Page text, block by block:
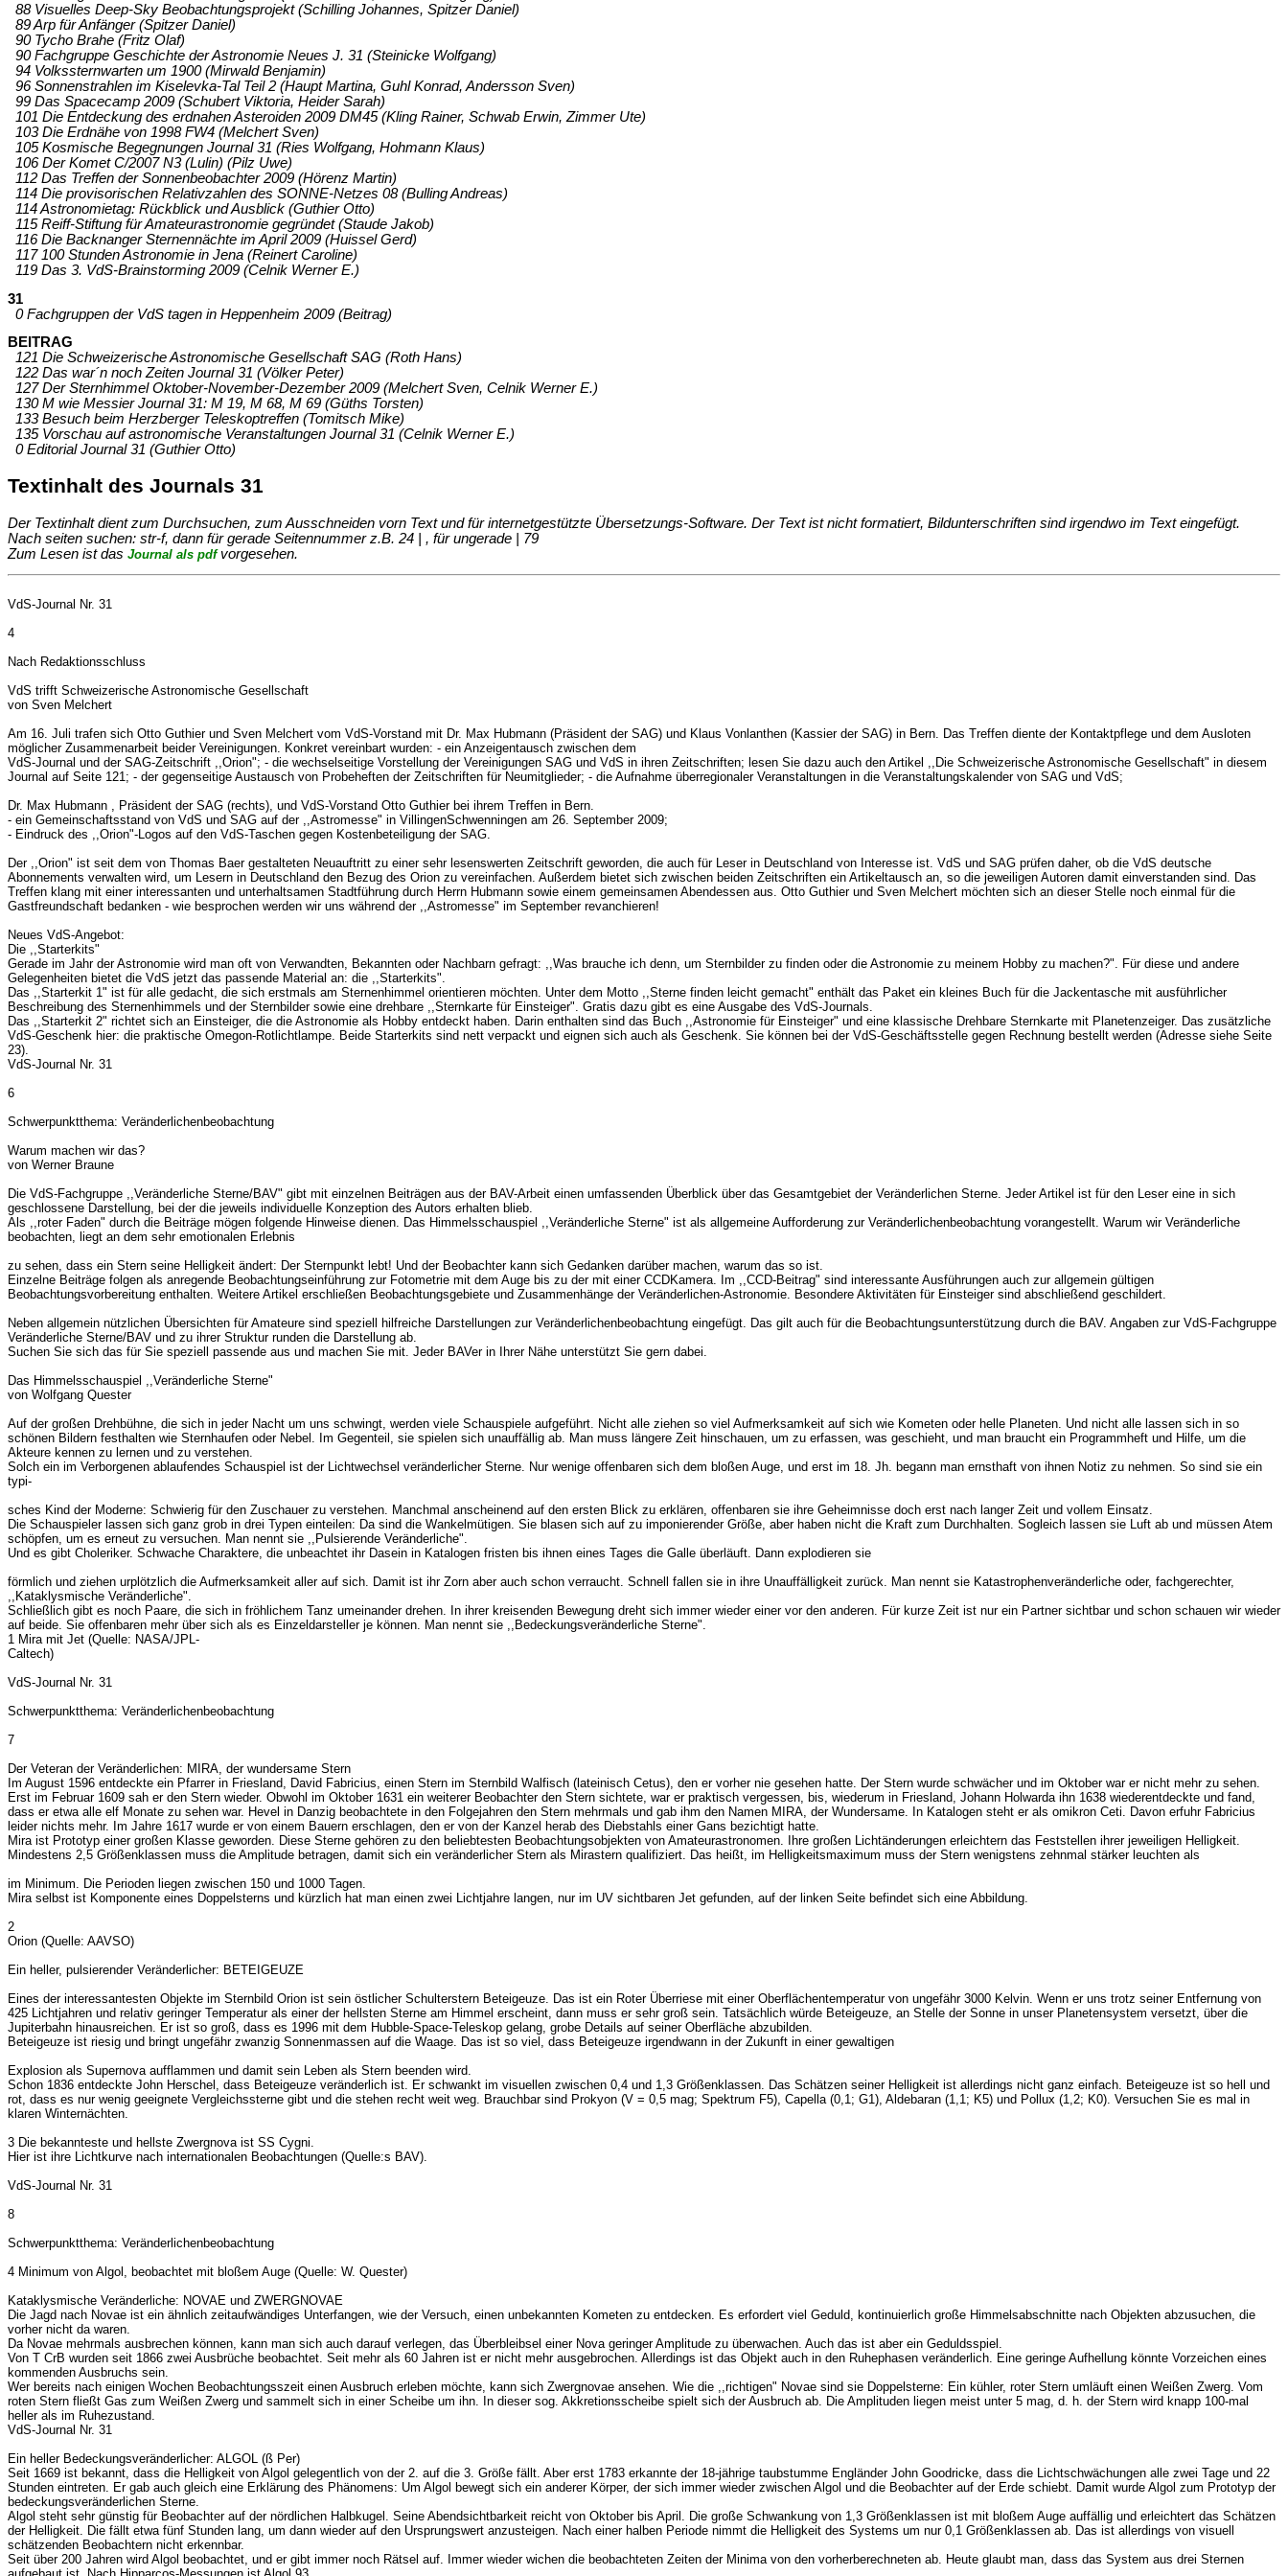
88 Visuelles Deep-Sky Beobachtungsprojekt (Schilling Johannes, Spitzer Daniel)
89 Arp für Anfänger (Spitzer Daniel)
90 Tycho Brahe (Fritz Olaf)
90 Fachgruppe Geschichte der Astronomie Neues J. 31 (Steinicke Wolfgang)
94 Volkssternwarten um 1900 (Mirwald Benjamin)
96 Sonnenstrahlen im Kiselevka-Tal Teil 2 (Haupt Martina, Guhl Konrad, Andersson Sven)
99 Das Spacecamp 2009 (Schubert Viktoria, Heider Sarah)
101 Die Entdeckung des erdnahen Asteroiden 2009 DM45 (Kling Rainer, Schwab Erwin, Zimmer Ute)
103 Die Erdnähe von 1998 FW4 (Melchert Sven)
105 Kosmische Begegnungen Journal 31 (Ries Wolfgang, Hohmann Klaus)
106 Der Komet C/2007 N3 (Lulin) (Pilz Uwe)
112 Das Treffen der Sonnenbeobachter 2009 (Hörenz Martin)
114 Die provisorischen Relativzahlen des SONNE-Netzes 08 (Bulling Andreas)
114 Astronomietag: Rückblick und Ausblick (Guthier Otto)
115 Reiff-Stiftung für Amateurastronomie gegründet (Staude Jakob)
116 Die Backnanger Sternennächte im April 2009 (Huissel Gerd)
117 100 Stunden Astronomie in Jena (Reinert Caroline)
119 Das 3. VdS-Brainstorming 2009 (Celnik Werner E.)
31
0 Fachgruppen der VdS tagen in Heppenheim 2009 (Beitrag)
BEITRAG
121 Die Schweizerische Astronomische Gesellschaft SAG (Roth Hans)
122 Das war´n noch Zeiten Journal 31 (Völker Peter)
127 Der Sternhimmel Oktober-November-Dezember 2009 (Melchert Sven, Celnik Werner E.)
130 M wie Messier Journal 31: M 19, M 68, M 69 (Güths Torsten)
133 Besuch beim Herzberger Teleskoptreffen (Tomitsch Mike)
135 Vorschau auf astronomische Veranstaltungen Journal 31 (Celnik Werner E.)
0 Editorial Journal 31 (Guthier Otto)
Textinhalt des Journals 31
Der Textinhalt dient zum Durchsuchen, zum Ausschneiden vorn Text und für internetgestützte Übersetzungs-Software. Der Text ist nicht formatiert, Bildunterschriften sind irgendwo im Text eingefügt.
Nach seiten suchen: str-f, dann für gerade Seitennummer z.B. 24 | , für ungerade | 79
Zum Lesen ist das Journal als pdfvorgesehen.
VdS-Journal Nr. 31
4
Nach Redaktionsschluss
VdS trifft Schweizerische Astronomische Gesellschaft
von Sven Melchert
Am 16. Juli trafen sich Otto Guthier und Sven Melchert vom VdS-Vorstand mit Dr. Max Hubmann (Präsident der SAG) und Klaus Vonlanthen (Kassier der SAG) in Bern. Das Treffen diente der Kontaktpflege und dem Ausloten
möglicher Zusammenarbeit beider Vereinigungen. Konkret vereinbart wurden: - ein Anzeigentausch zwischen dem
VdS-Journal und der SAG-Zeitschrift ,,Orion"; - die wechselseitige Vorstellung der Vereinigungen SAG und VdS in ihren Zeitschriften; lesen Sie dazu auch den Artikel ,,Die Schweizerische Astronomische Gesellschaft" in diesem
Journal auf Seite 121; - der gegenseitige Austausch von Probeheften der Zeitschriften für Neumitglieder; - die Aufnahme überregionaler Veranstaltungen in die Veranstaltungskalender von SAG und VdS;
Dr. Max Hubmann , Präsident der SAG (rechts), und VdS-Vorstand Otto Guthier bei ihrem Treffen in Bern.
- ein Gemeinschaftsstand von VdS und SAG auf der ,,Astromesse" in VillingenSchwenningen am 26. September 2009;
- Eindruck des ,,Orion"-Logos auf den VdS-Taschen gegen Kostenbeteiligung der SAG.
Der ,,Orion" ist seit dem von Thomas Baer gestalteten Neuauftritt zu einer sehr lesenswerten Zeitschrift geworden, die auch für Leser in Deutschland von Interesse ist. VdS und SAG prüfen daher, ob die VdS deutsche
Abonnements verwalten wird, um Lesern in Deutschland den Bezug des Orion zu vereinfachen. Außerdem bietet sich zwischen beiden Zeitschriften ein Artikeltausch an, so die jeweiligen Autoren damit einverstanden sind. Das
Treffen klang mit einer interessanten und unterhaltsamen Stadtführung durch Herrn Hubmann sowie einem gemeinsamen Abendessen aus. Otto Guthier und Sven Melchert möchten sich an dieser Stelle noch einmal für die
Gastfreundschaft bedanken - wie besprochen werden wir uns während der ,,Astromesse" im September revanchieren!
Neues VdS-Angebot:
Die ,,Starterkits"
Gerade im Jahr der Astronomie wird man oft von Verwandten, Bekannten oder Nachbarn gefragt: ,,Was brauche ich denn, um Sternbilder zu finden oder die Astronomie zu meinem Hobby zu machen?". Für diese und andere
Gelegenheiten bietet die VdS jetzt das passende Material an: die ,,Starterkits".
Das ,,Starterkit 1" ist für alle gedacht, die sich erstmals am Sternenhimmel orientieren möchten. Unter dem Motto ,,Sterne finden leicht gemacht" enthält das Paket ein kleines Buch für die Jackentasche mit ausführlicher
Beschreibung des Sternenhimmels und der Sternbilder sowie eine drehbare ,,Sternkarte für Einsteiger". Gratis dazu gibt es eine Ausgabe des VdS-Journals.
Das ,,Starterkit 2" richtet sich an Einsteiger, die die Astronomie als Hobby entdeckt haben. Darin enthalten sind das Buch ,,Astronomie für Einsteiger" und eine klassische Drehbare Sternkarte mit Planetenzeiger. Das zusätzliche
VdS-Geschenk hier: die praktische Omegon-Rotlichtlampe. Beide Starterkits sind nett verpackt und eignen sich auch als Geschenk. Sie können bei der VdS-Geschäftsstelle gegen Rechnung bestellt werden (Adresse siehe Seite
23).
VdS-Journal Nr. 31
6
Schwerpunktthema: Veränderlichenbeobachtung
Warum machen wir das?
von Werner Braune
Die VdS-Fachgruppe ,,Veränderliche Sterne/BAV" gibt mit einzelnen Beiträgen aus der BAV-Arbeit einen umfassenden Überblick über das Gesamtgebiet der Veränderlichen Sterne. Jeder Artikel ist für den Leser eine in sich
geschlossene Darstellung, bei der die jeweils individuelle Konzeption des Autors erhalten blieb.
Als ,,roter Faden" durch die Beiträge mögen folgende Hinweise dienen. Das Himmelsschauspiel ,,Veränderliche Sterne" ist als allgemeine Aufforderung zur Veränderlichenbeobachtung vorangestellt. Warum wir Veränderliche
beobachten, liegt an dem sehr emotionalen Erlebnis
zu sehen, dass ein Stern seine Helligkeit ändert: Der Sternpunkt lebt! Und der Beobachter kann sich Gedanken darüber machen, warum das so ist.
Einzelne Beiträge folgen als anregende Beobachtungseinführung zur Fotometrie mit dem Auge bis zu der mit einer CCDKamera. Im ,,CCD-Beitrag" sind interessante Ausführungen auch zur allgemein gültigen
Beobachtungsvorbereitung enthalten. Weitere Artikel erschließen Beobachtungsgebiete und Zusammenhänge der Veränderlichen-Astronomie. Besondere Aktivitäten für Einsteiger sind abschließend geschildert.
Neben allgemein nützlichen Übersichten für Amateure sind speziell hilfreiche Darstellungen zur Veränderlichenbeobachtung eingefügt. Das gilt auch für die Beobachtungsunterstützung durch die BAV. Angaben zur VdS-Fachgruppe
Veränderliche Sterne/BAV und zu ihrer Struktur runden die Darstellung ab.
Suchen Sie sich das für Sie speziell passende aus und machen Sie mit. Jeder BAVer in Ihrer Nähe unterstützt Sie gern dabei.
Das Himmelsschauspiel ,,Veränderliche Sterne"
von Wolfgang Quester
Auf der großen Drehbühne, die sich in jeder Nacht um uns schwingt, werden viele Schauspiele aufgeführt. Nicht alle ziehen so viel Aufmerksamkeit auf sich wie Kometen oder helle Planeten. Und nicht alle lassen sich in so
schönen Bildern festhalten wie Sternhaufen oder Nebel. Im Gegenteil, sie spielen sich unauffällig ab. Man muss längere Zeit hinschauen, um zu erfassen, was geschieht, und man braucht ein Programmheft und Hilfe, um die
Akteure kennen zu lernen und zu verstehen.
Solch ein im Verborgenen ablaufendes Schauspiel ist der Lichtwechsel veränderlicher Sterne. Nur wenige offenbaren sich dem bloßen Auge, und erst im 18. Jh. begann man ernsthaft von ihnen Notiz zu nehmen. So sind sie ein
typi-
sches Kind der Moderne: Schwierig für den Zuschauer zu verstehen. Manchmal anscheinend auf den ersten Blick zu erklären, offenbaren sie ihre Geheimnisse doch erst nach langer Zeit und vollem Einsatz.
Die Schauspieler lassen sich ganz grob in drei Typen einteilen: Da sind die Wankelmütigen. Sie blasen sich auf zu imponierender Größe, aber haben nicht die Kraft zum Durchhalten. Sogleich lassen sie Luft ab und müssen Atem
schöpfen, um es erneut zu versuchen. Man nennt sie ,,Pulsierende Veränderliche".
Und es gibt Choleriker. Schwache Charaktere, die unbeachtet ihr Dasein in Katalogen fristen bis ihnen eines Tages die Galle überläuft. Dann explodieren sie
förmlich und ziehen urplötzlich die Aufmerksamkeit aller auf sich. Damit ist ihr Zorn aber auch schon verraucht. Schnell fallen sie in ihre Unauffälligkeit zurück. Man nennt sie Katastrophenveränderliche oder, fachgerechter,
,,Kataklysmische Veränderliche".
Schließlich gibt es noch Paare, die sich in fröhlichem Tanz umeinander drehen. In ihrer kreisenden Bewegung dreht sich immer wieder einer vor den anderen. Für kurze Zeit ist nur ein Partner sichtbar und schon schauen wir wieder
auf beide. Sie offenbaren mehr über sich als es Einzeldarsteller je können. Man nennt sie ,,Bedeckungsveränderliche Sterne".
1 Mira mit Jet (Quelle: NASA/JPL-
Caltech)
VdS-Journal Nr. 31
Schwerpunktthema: Veränderlichenbeobachtung
7
Der Veteran der Veränderlichen: MIRA, der wundersame Stern
Im August 1596 entdeckte ein Pfarrer in Friesland, David Fabricius, einen Stern im Sternbild Walfisch (lateinisch Cetus), den er vorher nie gesehen hatte. Der Stern wurde schwächer und im Oktober war er nicht mehr zu sehen.
Erst im Februar 1609 sah er den Stern wieder. Obwohl im Oktober 1631 ein weiterer Beobachter den Stern sichtete, war er praktisch vergessen, bis, wiederum in Friesland, Johann Holwarda ihn 1638 wiederentdeckte und fand,
dass er etwa alle elf Monate zu sehen war. Hevel in Danzig beobachtete in den Folgejahren den Stern mehrmals und gab ihm den Namen MIRA, der Wundersame. In Katalogen steht er als omikron Ceti. Davon erfuhr Fabricius
leider nichts mehr. Im Jahre 1617 wurde er von einem Bauern erschlagen, den er von der Kanzel herab des Diebstahls einer Gans bezichtigt hatte.
Mira ist Prototyp einer großen Klasse geworden. Diese Sterne gehören zu den beliebtesten Beobachtungsobjekten von Amateurastronomen. Ihre großen Lichtänderungen erleichtern das Feststellen ihrer jeweiligen Helligkeit.
Mindestens 2,5 Größenklassen muss die Amplitude betragen, damit sich ein veränderlicher Stern als Mirastern qualifiziert. Das heißt, im Helligkeitsmaximum muss der Stern wenigstens zehnmal stärker leuchten als
im Minimum. Die Perioden liegen zwischen 150 und 1000 Tagen.
Mira selbst ist Komponente eines Doppelsterns und kürzlich hat man einen zwei Lichtjahre langen, nur im UV sichtbaren Jet gefunden, auf der linken Seite befindet sich eine Abbildung.
2
Orion (Quelle: AAVSO)
Ein heller, pulsierender Veränderlicher: BETEIGEUZE
Eines der interessantesten Objekte im Sternbild Orion ist sein östlicher Schulterstern Beteigeuze. Das ist ein Roter Überriese mit einer Oberflächentemperatur von ungefähr 3000 Kelvin. Wenn er uns trotz seiner Entfernung von
425 Lichtjahren und relativ geringer Temperatur als einer der hellsten Sterne am Himmel erscheint, dann muss er sehr groß sein. Tatsächlich würde Beteigeuze, an Stelle der Sonne in unser Planetensystem versetzt, über die
Jupiterbahn hinausreichen. Er ist so groß, dass es 1996 mit dem Hubble-Space-Teleskop gelang, grobe Details auf seiner Oberfläche abzubilden.
Beteigeuze ist riesig und bringt ungefähr zwanzig Sonnenmassen auf die Waage. Das ist so viel, dass Beteigeuze irgendwann in der Zukunft in einer gewaltigen
Explosion als Supernova aufflammen und damit sein Leben als Stern beenden wird.
Schon 1836 entdeckte John Herschel, dass Beteigeuze veränderlich ist. Er schwankt im visuellen zwischen 0,4 und 1,3 Größenklassen. Das Schätzen seiner Helligkeit ist allerdings nicht ganz einfach. Beteigeuze ist so hell und
rot, dass es nur wenig geeignete Vergleichssterne gibt und die stehen recht weit weg. Brauchbar sind Prokyon (V = 0,5 mag; Spektrum F5), Capella (0,1; G1), Aldebaran (1,1; K5) und Pollux (1,2; K0). Versuchen Sie es mal in
klaren Winternächten.
3 Die bekannteste und hellste Zwergnova ist SS Cygni.
Hier ist ihre Lichtkurve nach internationalen Beobachtungen (Quelle:s BAV).
VdS-Journal Nr. 31
8
Schwerpunktthema: Veränderlichenbeobachtung
4 Minimum von Algol, beobachtet mit bloßem Auge (Quelle: W. Quester)
Kataklysmische Veränderliche: NOVAE und ZWERGNOVAE
Die Jagd nach Novae ist ein ähnlich zeitaufwändiges Unterfangen, wie der Versuch, einen unbekannten Kometen zu entdecken. Es erfordert viel Geduld, kontinuierlich große Himmelsabschnitte nach Objekten abzusuchen, die
vorher nicht da waren.
Da Novae mehrmals ausbrechen können, kann man sich auch darauf verlegen, das Überbleibsel einer Nova geringer Amplitude zu überwachen. Auch das ist aber ein Geduldsspiel.
Von T CrB wurden seit 1866 zwei Ausbrüche beobachtet. Seit mehr als 60 Jahren ist er nicht mehr ausgebrochen. Allerdings ist das Objekt auch in den Ruhephasen veränderlich. Eine geringe Aufhellung könnte Vorzeichen eines
kommenden Ausbruchs sein.
Wer bereits nach einigen Wochen Beobachtungsszeit einen Ausbruch erleben möchte, kann sich Zwergnovae ansehen. Wie die ,,richtigen" Novae sind sie Doppelsterne: Ein kühler, roter Stern umläuft einen Weißen Zwerg. Vom
roten Stern fließt Gas zum Weißen Zwerg und sammelt sich in einer Scheibe um ihn. In dieser sog. Akkretionsscheibe spielt sich der Ausbruch ab. Die Amplituden liegen meist unter 5 mag, d. h. der Stern wird knapp 100-mal
heller als im Ruhezustand.
VdS-Journal Nr. 31
Ein heller Bedeckungsveränderlicher: ALGOL (ß Per)
Seit 1669 ist bekannt, dass die Helligkeit von Algol gelegentlich von der 2. auf die 3. Größe fällt. Aber erst 1783 erkannte der 18-jährige taubstumme Engländer John Goodricke, dass die Lichtschwächungen alle zwei Tage und 22
Stunden eintreten. Er gab auch gleich eine Erklärung des Phänomens: Um Algol bewegt sich ein anderer Körper, der sich immer wieder zwischen Algol und die Beobachter auf der Erde schiebt. Damit wurde Algol zum Prototyp der
bedeckungsveränderlichen Sterne.
Algol steht sehr günstig für Beobachter auf der nördlichen Halbkugel. Seine Abendsichtbarkeit reicht von Oktober bis April. Die große Schwankung von 1,3 Größenklassen ist mit bloßem Auge auffällig und erleichtert das Schätzen
der Helligkeit. Die fällt etwa fünf Stunden lang, um dann wieder auf den Ursprungswert anzusteigen. Nach einer halben Periode nimmt die Helligkeit des Systems um nur 0,1 Größenklassen ab. Das ist allerdings von visuell
schätzenden Beobachtern nicht erkennbar.
Seit über 200 Jahren wird Algol beobachtet, und er gibt immer noch Rätsel auf. Immer wieder wichen die beobachteten Zeiten der Minima von den vorherberechneten ab. Heute glaubt man, dass das System aus drei Sternen